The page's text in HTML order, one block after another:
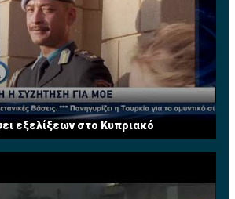
εξελίξεων στο Κυπριακό